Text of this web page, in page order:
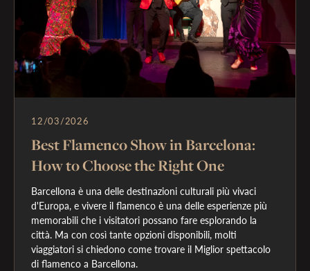
12/03/2026
Best Flamenco Show in Barcelona:
How to Choose the Right One
Barcellona è una delle destinazioni culturali più vivaci
d'Europa, e vivere il flamenco è una delle esperienze più
memorabili che i visitatori possano fare esplorando la
città. Ma con così tante opzioni disponibili, molti
viaggiatori si chiedono come trovare il Miglior spettacolo
di flamenco a Barcellona.